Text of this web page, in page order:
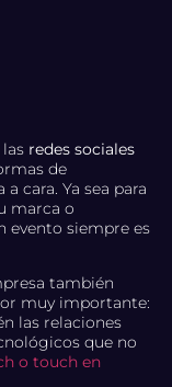
redes sociales
de
cara. Ya sea para
marca o
evento siempre es
también
muy importante:
las relaciones
que no
o touch en